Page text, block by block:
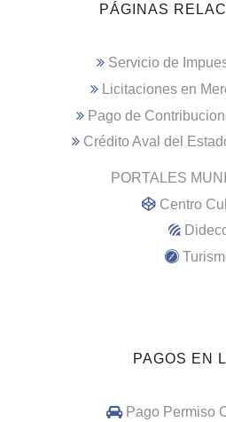
PÁGINAS
Servicio de
Licitaciones en
Pago de
Crédito Aval del
PORTALES
Centro
PAGOS EN
Pago Permiso